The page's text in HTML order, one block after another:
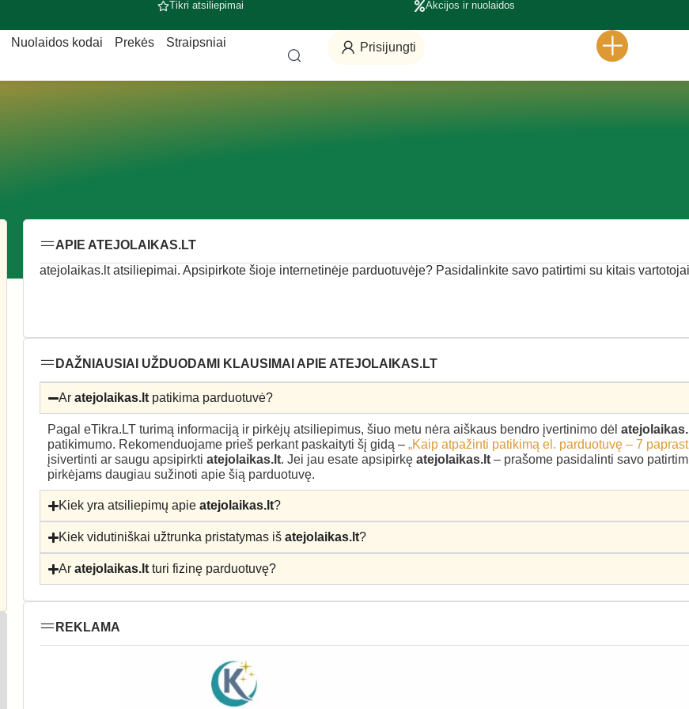
Tikri atsiliepimai Akcijos ir nuolaidos
Nuolaidos kodai Prekės Straipsniai Prisijungti
APIE ATEJOLAIKAS.LT
atejolaikas.lt atsiliepimai. Apsipirkote šioje internetinėje parduotuvėje? Pasidalinkite savo patirtimi su kitais
DAŽNIAUSIAI UŽDUODAMI KLAUSIMAI APIE ATEJOLAIKAS.LT
Aratejolaikas.lt patikima parduotuvė?
Pagal eTikra.LT turimą informaciją ir pirkėjų atsiliepimus, šiuo metu nėra aiškaus bendro įvertinimo dėl
patikimumo. Rekomenduojame prieš perkant paskaityti šį gidą – „Kaip atpažinti patikimą el. parduotuvę – 7
įsivertinti ar saugu apsipirkti atejolaikas.lt. Jei jau esate apsipirkę atejolaikas.lt – prašome pasidalinti savo
pirkėjams daugiau sužinoti apie šią parduotuvę.
Kiek yra atsiliepimų apieatejolaikas.lt?
Kiek vidutiniškai užtrunka pristatymas išatejolaikas.lt?
Aratejolaikas.lt turi fizinę parduotuvę?
REKLAMA